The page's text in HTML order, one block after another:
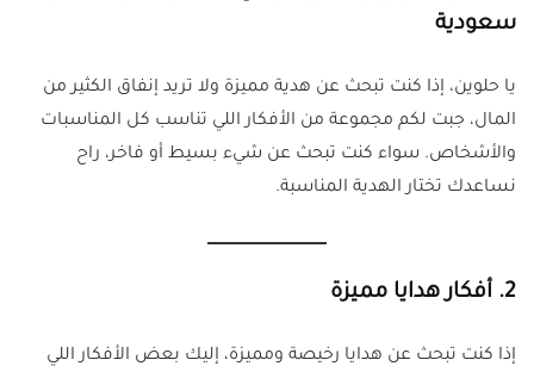
سعودية
يا حلوين، إذا كنت تبحث عن هدية مميزة ولا تريد إنفاق الكثير من
المال، جبت لكم مجموعة من الأفكار اللي تناسب كل المناسبات
والأشخاص. سواء كنت تبحث عن شيء بسيط أو فاخر، راح
نساعدك تختار الهدية المناسبة.
2. أفكار هدايا مميزة
إذا كنت تبحث عن هدايا رخيصة ومميزة، إليك بعض الأفكار اللي